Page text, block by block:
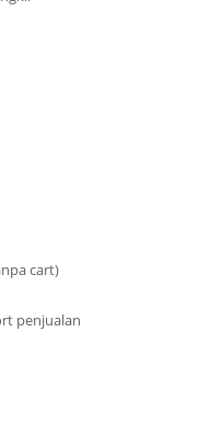
cart)
penjualan